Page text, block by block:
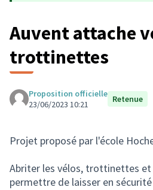
Auvent attache
trottinettes
Proposition officielle
23/06/2023 10:21
Retenue
Projet proposé par l'école
Abriter les vélos, trottinettes
permettre de laisser en